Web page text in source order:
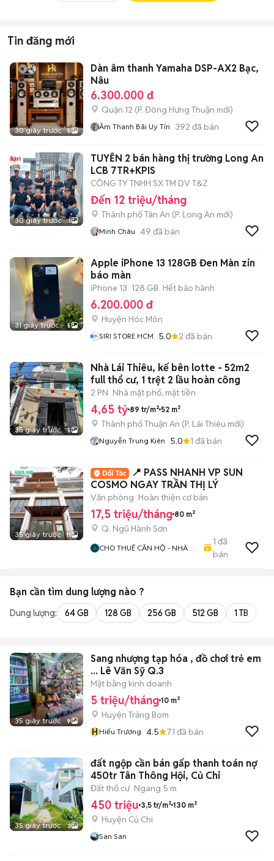
Tin đăng mới
30 giây trước 5
Dàn âm thanh Yamaha DSP-AX2 Bạc,
Nâu
6.300.000 đ
Quận 12 (P. Đông Hưng Thuận mới)
Âm Thanh Bãi Uy Tín 392 đã bán
30 giây trước 1
TUYỂN 2 bán hàng thị trường Long An
LCB 7TR+KPIS
CÔNG TY TNHH SX TM DV T&Z
Đến 12 triệu/tháng
Thành phố Tân An (P. Long An mới)
Minh Châu 49 đã bán
31 giây trước 5
Apple iPhone 13 128GB Đen Màn zin
báo màn
iPhone 13 128 GB Hết bảo hành
6.200.000 đ
Huyện Hóc Môn
SIRI STORE HCM 5.0 2 đã bán
35 giây trước 5
Nhà Lái Thiêu, kế bên lotte - 52m2
full thổ cư, 1 trệt 2 lầu hoàn công
2 PN Nhà mặt phố, mặt tiền
4,65 tỷ 89 tr/m² 52 m²
Thành phố Thuận An (P. Lái Thiêu mới)
Nguyễn Trung Kiên 5.0 1 đã bán
35 giây trước 11
📍 PASS NHANH VP SUN
COSMO NGAY TRẦN THỊ LÝ
Văn phòng Hoàn thiện cơ bản
17,5 triệu/tháng 80 m²
Q. Ngũ Hành Sơn
CHO THUÊ CĂN HỘ - NHÀ
1 đã
bán
Bạn cần tìm dung lượng nào ?
Dung lượng: 64 GB 128 GB 256 GB 512 GB 1 TB
35 giây trước 9
Sang nhượng tạp hóa , đồ chơi trẻ em
... Lê Văn Sỹ Q.3
Mặt bằng kinh doanh
5 triệu/tháng 10 m²
Huyện Trảng Bom
HHiếu Trương 4.5 71 đã bán
35 giây trước 3
đất ngộp cần bán gấp thanh toán nợ
450tr Tân Thông Hội, Củ Chi
Đất thổ cư Ngang 5 m
450 triệu 3,5 tr/m² 130 m²
Huyện Củ Chi
San San